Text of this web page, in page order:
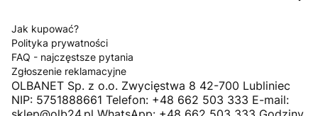
Jak kupować?
Polityka prywatności
FAQ - najczęstsze pytania
Zgłoszenie reklamacyjne
OLBANET Sp. z o.o. Zwycięstwa 8 42-700 Lubliniec
NIP: 5751888661 Telefon: +48 662 503 333 E-mail: